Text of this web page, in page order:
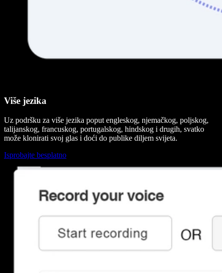
Više jezika
Uz podršku za više jezika poput engleskog, njemačkog, poljskog,
talijanskog, francuskog, portugalskog, hindskog i drugih, svatko
može klonirati svoj glas i doći do publike diljem svijeta.
Isprobajte besplatno